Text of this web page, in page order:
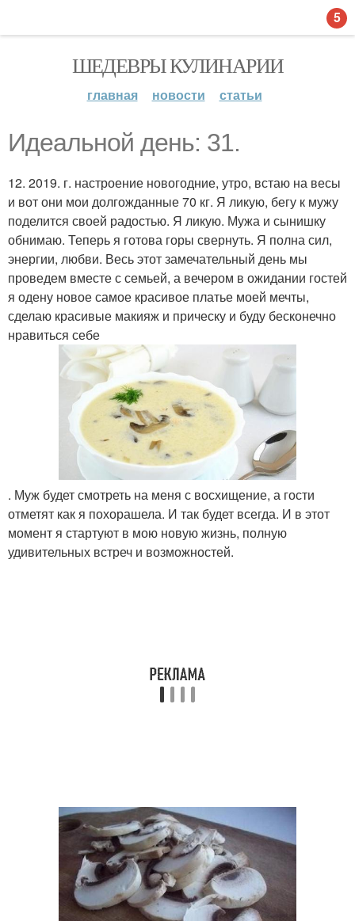
ШЕДЕВРЫ КУЛИНАРИИ
главная новости статьи
Идеальной день: 31.
12. 2019. г. настроение новогодние, утро, встаю на весы
и вот они мои долгожданные 70 кг. Я ликую, бегу к мужу
поделится своей радостью. Я ликую. Мужа и сынишку
обнимаю. Теперь я готова горы свернуть. Я полна сил,
энергии, любви. Весь этот замечательный день мы
проведем вместе с семьей, а вечером в ожидании гостей
я одену новое самое красивое платье моей мечты,
сделаю красивые макияж и прическу и буду бесконечно
нравиться себе
. Муж будет смотреть на меня с восхищение, а гости
отметят как я похорашела. И так будет всегда. И в этот
момент я стартуют в мою новую жизнь, полную
удивительных встреч и возможностей.
5